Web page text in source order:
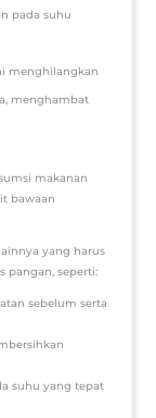
pada suhu
menghilangkan
menghambat
makanan
bawaan
yang harus
pangan, seperti:
sebelum serta
suhu yang tepat